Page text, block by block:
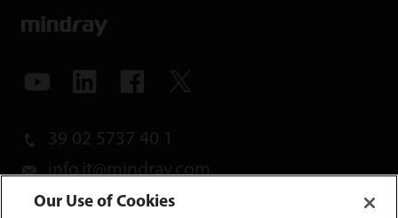
39 02 5737 40 1
info.it@mindray.com
Our Use of Cookies